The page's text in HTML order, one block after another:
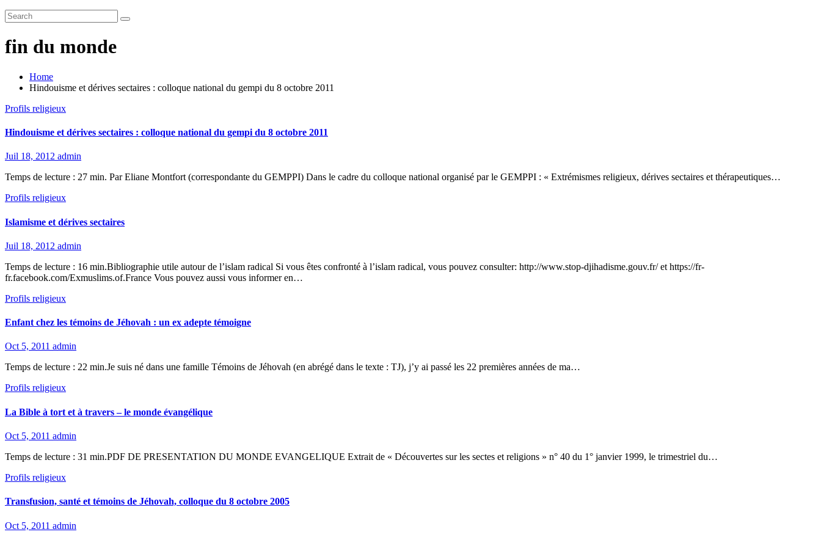
fin du monde
Home
Hindouisme et dérives sectaires : colloque national du gempi du 8 octobre 2011
Profils religieux
Hindouisme et dérives sectaires : colloque national du gempi du 8 octobre 2011
Juil 18, 2012 admin
Temps de lecture : 27 min. Par Eliane Montfort (correspondante du GEMPPI) Dans le cadre du colloque national organisé par le GEMPPI : « Extrémismes religieux, dérives sectaires et thérapeutiques…
Profils religieux
Islamisme et dérives sectaires
Juil 18, 2012 admin
Temps de lecture : 16 min.Bibliographie utile autour de l’islam radical Si vous êtes confronté à l’islam radical, vous pouvez consulter: http://www.stop-djihadisme.gouv.fr/ et https://fr-
fr.facebook.com/Exmuslims.of.France Vous pouvez aussi vous informer en…
Profils religieux
Enfant chez les témoins de Jéhovah : un ex adepte témoigne
Oct 5, 2011 admin
Temps de lecture : 22 min.Je suis né dans une famille Témoins de Jéhovah (en abrégé dans le texte : TJ), j’y ai passé les 22 premières années de ma…
Profils religieux
La Bible à tort et à travers – le monde évangélique
Oct 5, 2011 admin
Temps de lecture : 31 min.PDF DE PRESENTATION DU MONDE EVANGELIQUE Extrait de « Découvertes sur les sectes et religions » n° 40 du 1° janvier 1999, le trimestriel du…
Profils religieux
Transfusion, santé et témoins de Jéhovah, colloque du 8 octobre 2005
Oct 5, 2011 admin